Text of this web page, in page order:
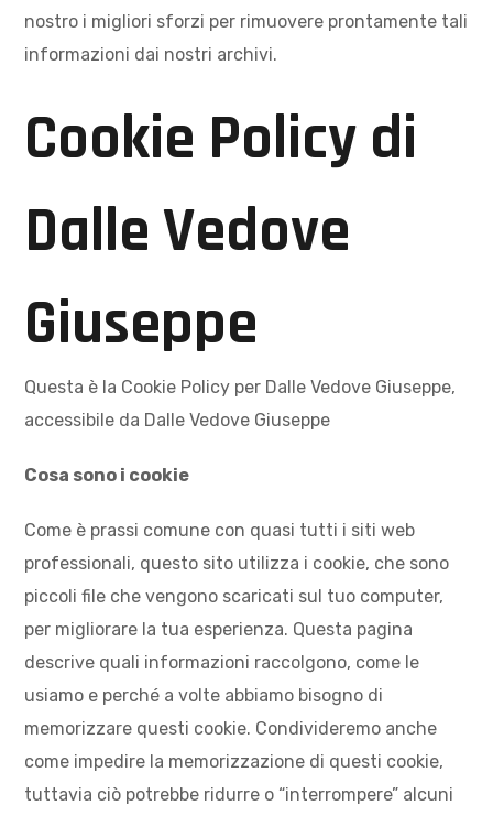
nostro i migliori sforzi per rimuovere prontamente tali
informazioni dai nostri archivi.
Cookie Policy di
Dalle Vedove
Giuseppe
Questa è la Cookie Policy per Dalle Vedove Giuseppe,
accessibile da Dalle Vedove Giuseppe
Cosa sono i cookie
Come è prassi comune con quasi tutti i siti web
professionali, questo sito utilizza i cookie, che sono
piccoli file che vengono scaricati sul tuo computer,
per migliorare la tua esperienza. Questa pagina
descrive quali informazioni raccolgono, come le
usiamo e perché a volte abbiamo bisogno di
memorizzare questi cookie. Condivideremo anche
come impedire la memorizzazione di questi cookie,
tuttavia ciò potrebbe ridurre o “interrompere” alcuni